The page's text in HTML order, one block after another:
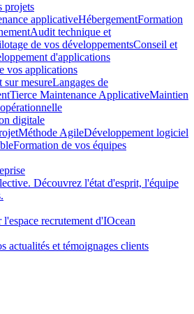
projets
applicativeHébergementFormation
Audit technique et
de vos développementsConseil et
d'applications
vos applications
sur mesureLangages de
Tierce Maintenance ApplicativeMaintien
digitale
Méthode AgileDéveloppement logiciel
Formation de vos équipes
Découvrez l'état d'esprit, l'équipe
recrutement d'IOcean
actualités et témoignages clients